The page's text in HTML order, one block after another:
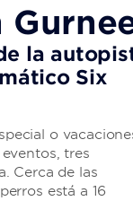
la
Six
o
tres
Cerca de las
está a 16